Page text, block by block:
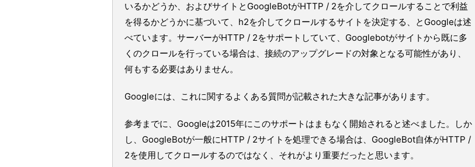
いるかどうか、およびサイトとGoogleBotがHTTP / 2を介してクロールすることで利益
を得るかどうかに基づいて、h2を介してクロールするサイトを決定する、とGoogleは述
べています。サーバーがHTTP / 2をサポートしていて、Googlebotがサイトから既に多
くのクロールを行っている場合は、接続のアップグレードの対象となる可能性があり、
何もする必要はありません。
Googleには、これに関するよくある質問が記載された大きな記事があります。
参考までに、Googleは2015年にこのサポートはまもなく開始されると述べました。しか
し、GoogleBotが一般にHTTP / 2サイトを処理できる場合は、GoogleBot自体がHTTP /
2を使用してクロールするのではなく、それがより重要だったと思います。